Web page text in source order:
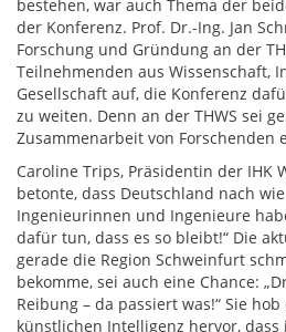
bestehen, war auch Thema der
der Konferenz. Prof. Dr.-Ing. Jan
Forschung und Gründung an der
Teilnehmenden aus Wissenschaft,
Gesellschaft auf, die Konferenz
zu weiten. Denn an der THWS sei
Zusammenarbeit von Forschenden
Caroline Trips, Präsidentin der IHK
betonte, dass Deutschland nach
Ingenieurinnen und Ingenieure
dafür tun, dass es so bleibt!“ Die
gerade die Region Schweinfurt
bekomme, sei auch eine Chance:
Reibung – da passiert was!“ Sie
künstlichen Intelligenz hervor,